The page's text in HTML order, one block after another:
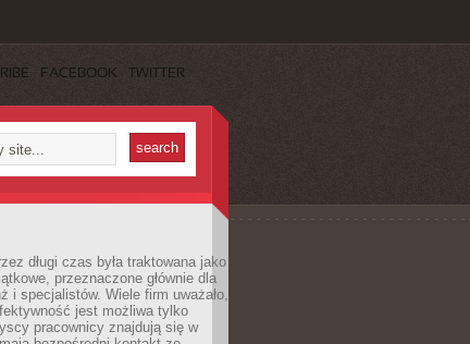
FACEBOOK TWITTER
długi czas była traktowana jako
przeznaczone głównie dla
i specjalistów. Wiele firm uważało,
jest możliwa tylko
pracownicy znajdują się w